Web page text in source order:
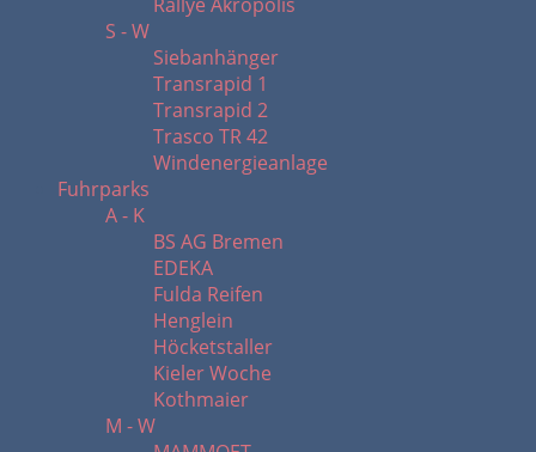
S - W
Siebanhänger
Transrapid 1
Transrapid 2
Trasco TR 42
Windenergieanlage
Fuhrparks
A - K
BS AG Bremen
EDEKA
Fulda Reifen
Henglein
Höcketstaller
Kieler Woche
Kothmaier
M - W